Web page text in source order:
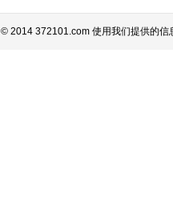
© 2014 372101.com 使用我们提供的信